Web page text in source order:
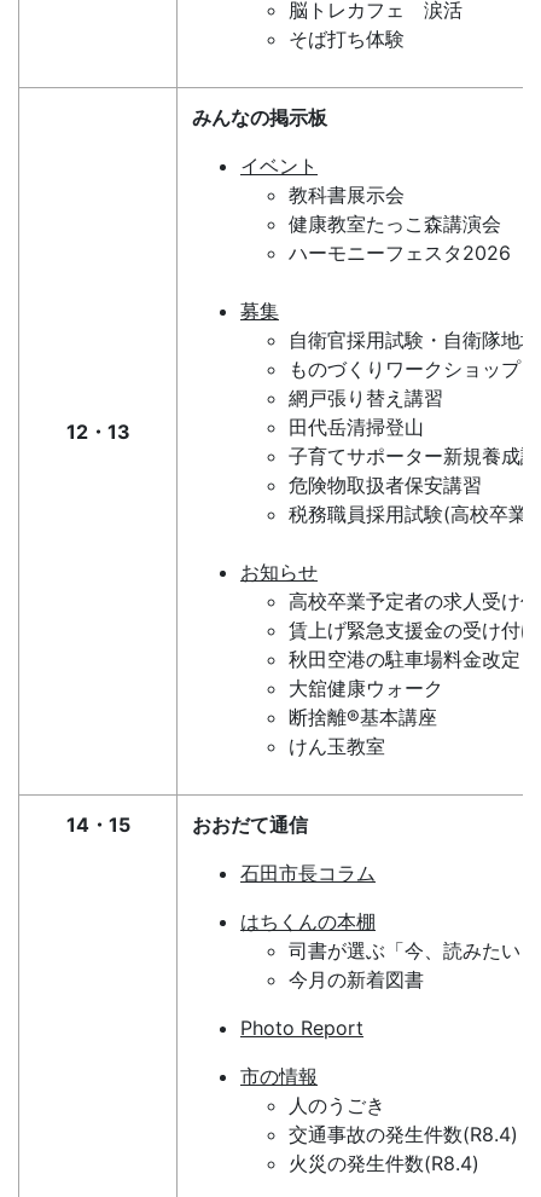
脳トレカフェ 涙活
そば打ち体験
12・13
みんなの掲示板
イベント
教科書展示会
健康教室たっこ森講演会
ハーモニーフェスタ2026
募集
自衛官採用試験・自衛隊地
ものづくりワークショップ
網戸張り替え講習
田代岳清掃登山
子育てサポーター新規養成
危険物取扱者保安講習
税務職員採用試験(高校卒業
お知らせ
高校卒業予定者の求人受け
賃上げ緊急支援金の受け付
秋田空港の駐車場料金改定
大舘健康ウォーク
断捨離®基本講座
けん玉教室
14・15
おおだて通信
石田市長コラム
はちくんの本棚
司書が選ぶ「今、読みたい
今月の新着図書
Photo Report
市の情報
人のうごき
交通事故の発生件数(R8.4)
火災の発生件数(R8.4)